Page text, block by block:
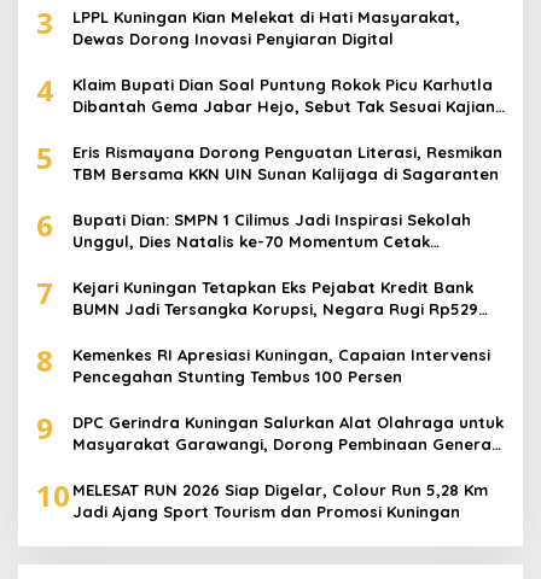
3
LPPL Kuningan Kian Melekat di Hati Masyarakat,
Dewas Dorong Inovasi Penyiaran Digital
4
Klaim Bupati Dian Soal Puntung Rokok Picu Karhutla
Dibantah Gema Jabar Hejo, Sebut Tak Sesuai Kajian
5
Eris Rismayana Dorong Penguatan Literasi, Resmikan
TBM Bersama KKN UIN Sunan Kalijaga di Sagaranten
6
Bupati Dian: SMPN 1 Cilimus Jadi Inspirasi Sekolah
Unggul, Dies Natalis ke-70 Momentum Cetak
7
Kejari Kuningan Tetapkan Eks Pejabat Kredit Bank
BUMN Jadi Tersangka Korupsi, Negara Rugi Rp529
8
Kemenkes RI Apresiasi Kuningan, Capaian Intervensi
Pencegahan Stunting Tembus 100 Persen
9
DPC Gerindra Kuningan Salurkan Alat Olahraga untuk
Masyarakat Garawangi, Dorong Pembinaan Generasi
10 MELESAT RUN 2026 Siap Digelar, Colour Run 5,28 Km
Jadi Ajang Sport Tourism dan Promosi Kuningan